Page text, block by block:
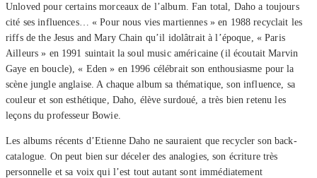
Unloved pour certains morceaux de l’album. Fan total, Daho a toujours
cité ses influences… « Pour nous vies martiennes » en 1988 recyclait les
riffs de the Jesus and Mary Chain qu’il idolâtrait à l’époque, « Paris
Ailleurs » en 1991 suintait la soul music américaine (il écoutait Marvin
Gaye en boucle), « Eden » en 1996 célébrait son enthousiasme pour la
scène jungle anglaise. A chaque album sa thématique, son influence, sa
couleur et son esthétique, Daho, élève surdoué, a très bien retenu les
leçons du professeur Bowie.
Les albums récents d’Etienne Daho ne sauraient que recycler son back-
catalogue. On peut bien sur déceler des analogies, son écriture très
personnelle et sa voix qui l’est tout autant sont immédiatement